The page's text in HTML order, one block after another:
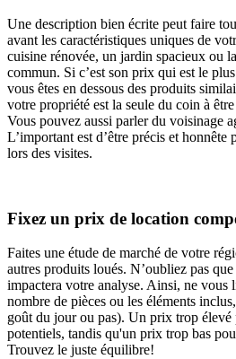
Une description bien écrite peut faire
avant les caractéristiques uniques de
cuisine rénovée, un jardin spacieux ou
commun. Si c’est son prix qui est le
vous êtes en dessous des produits
votre propriété est la seule du coin à
Vous pouvez aussi parler du voisinage
L’important est d’être précis et honnête
lors des visites.
Fixez un prix de location
Faites une étude de marché de votre
autres produits loués. N’oubliez pas que
impactera votre analyse. Ainsi, ne vous
nombre de pièces ou les éléments
goût du jour ou pas). Un prix trop élevé
potentiels, tandis qu'un prix trop bas
Trouvez le juste équilibre!